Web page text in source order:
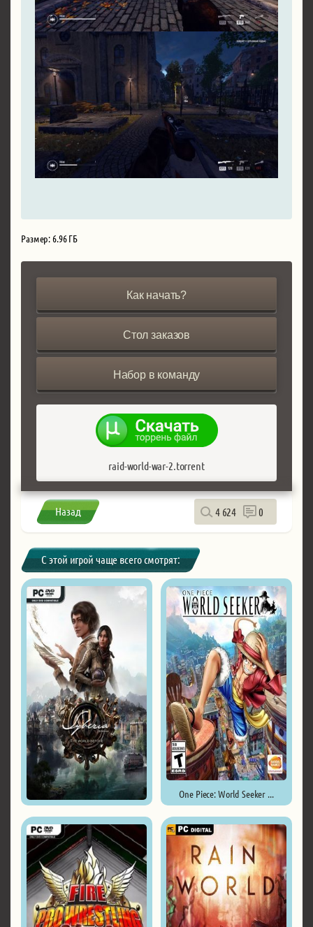
Размер: 6.96 ГБ
Как начать?
Стол заказов
Набор в команду
raid-world-war-2.torrent
Назад 4 624 0
С этой игрой чаще всего смотрят:
One Piece: World Seeker ...